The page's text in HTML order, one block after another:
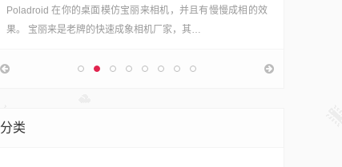
Poladroid 在你的桌面模仿宝丽来相机，并且有慢慢成相的效
果。 宝丽来是老牌的快速成象相机厂家，其…
分类